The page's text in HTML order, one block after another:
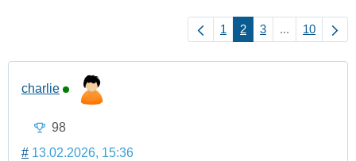
1 2 3 ... 10
charlie
98
# 13.02.2026, 15:36